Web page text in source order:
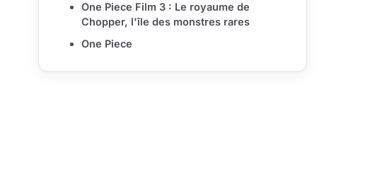
One Piece Film 3 : Le royaume de
Chopper, l'île des monstres rares
One Piece